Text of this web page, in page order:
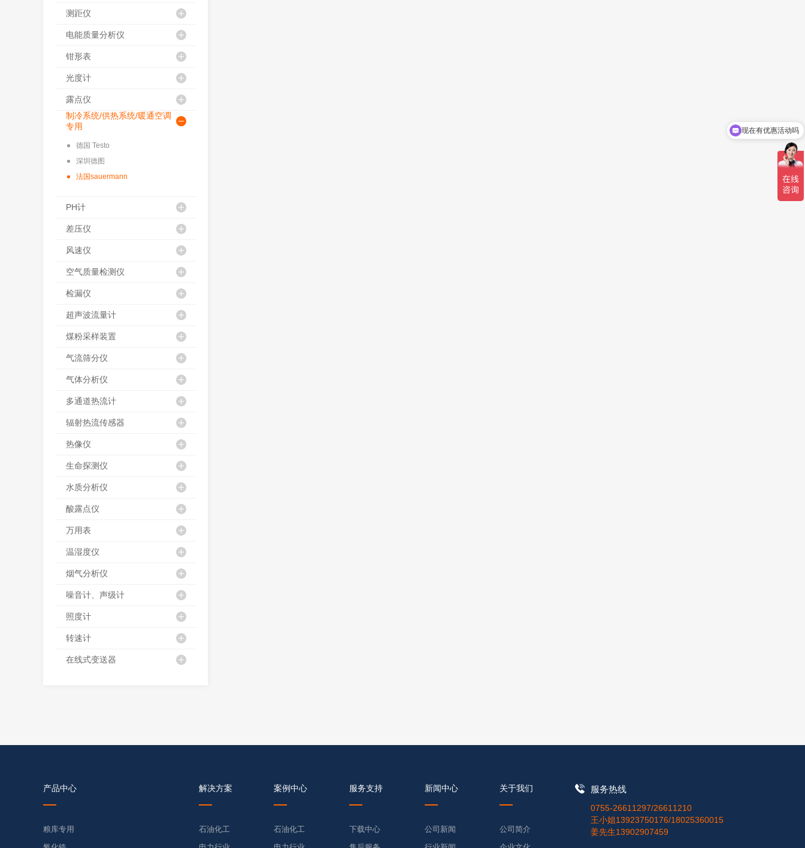
测距仪
电能质量分析仪
钳形表
光度计
露点仪
制冷系统/供热系统/暖通空调
专用
德国 Testo
深圳德图
法国sauermann
PH计
差压仪
风速仪
空气质量检测仪
检漏仪
超声波流量计
煤粉采样装置
气流筛分仪
气体分析仪
多通道热流计
辐射热流传感器
热像仪
生命探测仪
水质分析仪
酸露点仪
万用表
温湿度仪
烟气分析仪
噪音计、声级计
照度计
转速计
在线式变送器
产品中心
粮库专用
解决方案
石油化工
案例中心
石油化工
服务支持
下载中心
新闻中心
公司新闻
关于我们
公司简介
服务热线
0755-26611297/26611210
王小姐13923750176/18025360015
姜先生13902907459
现在有优惠活动吗